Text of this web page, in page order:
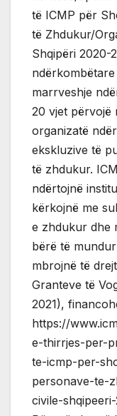
të ICMP për
të Zhdukur/
Shqipëri 2020-
marrveshje
20 vjet përvojë
organizatë
ekskluzive të
të zhdukur.
ndërtojnë
kërkojnë me
e zhdukur dhe
bërë të
mbrojnë të
Granteve të
2021),
https://
e-thirrjes-per-
te-icmp-per-
personave-te-
civile-